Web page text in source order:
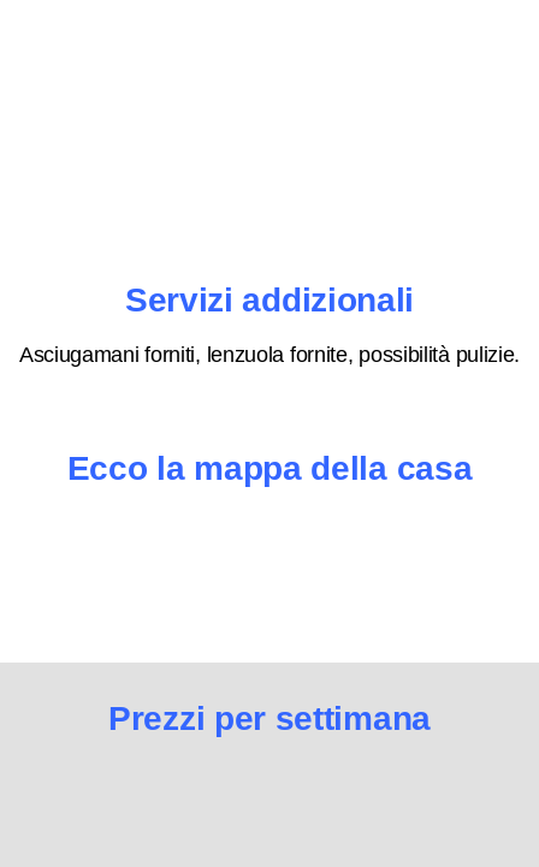
Servizi addizionali
Asciugamani forniti, lenzuola fornite, possibilità pulizie.
Ecco la mappa della casa
Prezzi per settimana